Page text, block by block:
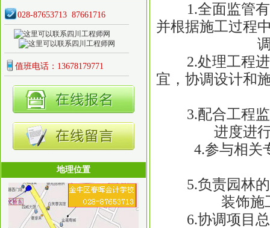
028-87653713 87661716
值班电话：13678179771
地理位置
1.全面监管有
并根据施工过程
2.处理工程进
宜，协调设计和
3.配合工程监
进度进
4.参与相关专
5.负责园林的
装饰施
6.协调项目总